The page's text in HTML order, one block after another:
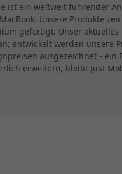
ist ein weltweit führender
Unsere Produkte
gefertigt. Unser
entwickelt werden unsere
ausgezeichnet -
erweitern, bleibt Just